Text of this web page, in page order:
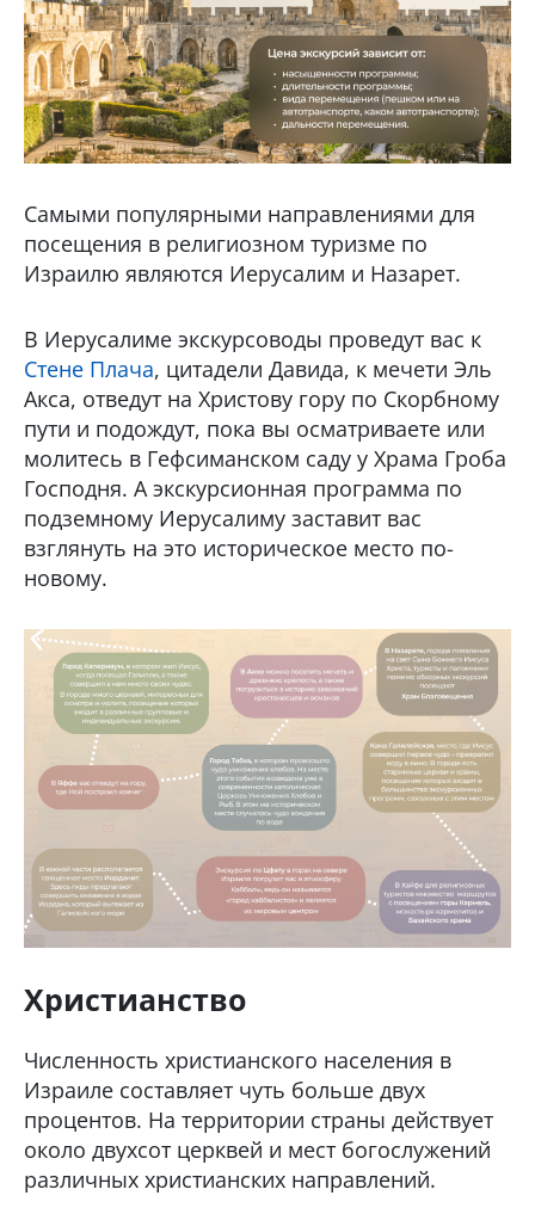
Самыми популярными направлениями для
посещения в религиозном туризме по
Израилю являются Иерусалим и Назарет.
В Иерусалиме экскурсоводы проведут вас к
Стене Плача, цитадели Давида, к мечети Эль
Акса, отведут на Христову гору по Скорбному
пути и подождут, пока вы осматриваете или
молитесь в Гефсиманском саду у Храма Гроба
Господня. А экскурсионная программа по
подземному Иерусалиму заставит вас
взглянуть на это историческое место по-
новому.
Христианство
Численность христианского населения в
Израиле составляет чуть больше двух
процентов. На территории страны действует
около двухсот церквей и мест богослужений
различных христианских направлений.